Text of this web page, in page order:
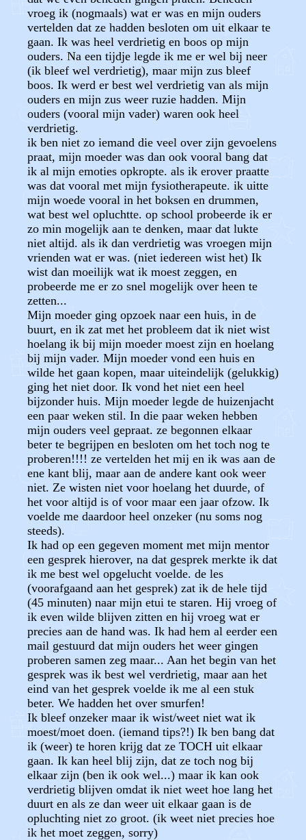
vroeg ik (nogmaals) wat er was en mijn ouders
vertelden dat ze hadden besloten om uit elkaar te
gaan. Ik was heel verdrietig en boos op mijn
ouders. Na een tijdje legde ik me er wel bij neer
(ik bleef wel verdrietig), maar mijn zus bleef
boos. Ik werd er best wel verdrietig van als mijn
ouders en mijn zus weer ruzie hadden. Mijn
ouders (vooral mijn vader) waren ook heel
verdrietig.
ik ben niet zo iemand die veel over zijn gevoelens
praat, mijn moeder was dan ook vooral bang dat
ik al mijn emoties opkropte. als ik erover praatte
was dat vooral met mijn fysiotherapeute. ik uitte
mijn woede vooral in het boksen en drummen,
wat best wel opluchtte. op school probeerde ik er
zo min mogelijk aan te denken, maar dat lukte
niet altijd. als ik dan verdrietig was vroegen mijn
vrienden wat er was. (niet iedereen wist het) Ik
wist dan moeilijk wat ik moest zeggen, en
probeerde me er zo snel mogelijk over heen te
zetten...
Mijn moeder ging opzoek naar een huis, in de
buurt, en ik zat met het probleem dat ik niet wist
hoelang ik bij mijn moeder moest zijn en hoelang
bij mijn vader. Mijn moeder vond een huis en
wilde het gaan kopen, maar uiteindelijk (gelukkig)
ging het niet door. Ik vond het niet een heel
bijzonder huis. Mijn moeder legde de huizenjacht
een paar weken stil. In die paar weken hebben
mijn ouders veel gepraat. ze begonnen elkaar
beter te begrijpen en besloten om het toch nog te
proberen!!!! ze vertelden het mij en ik was aan de
ene kant blij, maar aan de andere kant ook weer
niet. Ze wisten niet voor hoelang het duurde, of
het voor altijd is of voor maar een jaar ofzow. Ik
voelde me daardoor heel onzeker (nu soms nog
steeds).
Ik had op een gegeven moment met mijn mentor
een gesprek hierover, na dat gesprek merkte ik dat
ik me best wel opgelucht voelde. de les
(voorafgaand aan het gesprek) zat ik de hele tijd
(45 minuten) naar mijn etui te staren. Hij vroeg of
ik even wilde blijven zitten en hij vroeg wat er
precies aan de hand was. Ik had hem al eerder een
mail gestuurd dat mijn ouders het weer gingen
proberen samen zeg maar... Aan het begin van het
gesprek was ik best wel verdrietig, maar aan het
eind van het gesprek voelde ik me al een stuk
beter. We hadden het over smurfen!
Ik bleef onzeker maar ik wist/weet niet wat ik
moest/moet doen. (iemand tips?!) Ik ben bang dat
ik (weer) te horen krijg dat ze TOCH uit elkaar
gaan. Ik kan heel blij zijn, dat ze toch nog bij
elkaar zijn (ben ik ook wel...) maar ik kan ook
verdrietig blijven omdat ik niet weet hoe lang het
duurt en als ze dan weer uit elkaar gaan is de
opluchting niet zo groot. (ik weet niet precies hoe
ik het moet zeggen, sorry)